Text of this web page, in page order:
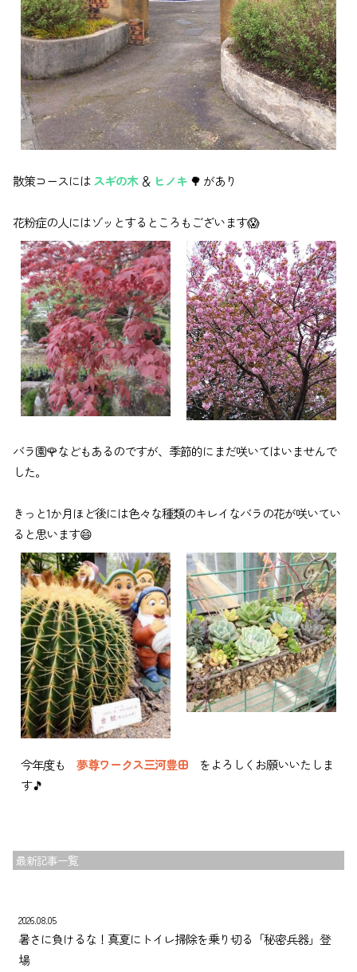
散策コースにはスギの木＆ ヒノキ 🌳 があり
花粉症の人にはゾッとするところもございます😱
バラ園🌹などもあるのですが、季節的にまだ咲いてはいませんで
した。
きっと1か月ほど後には色々な種類のキレイなバラの花が咲いてい
ると思います😄
今年度も 夢尊ワークス三河豊田 をよろしくお願いいたしま
す🎵
最新記事一覧
2026.08.05
暑さに負けるな！真夏にトイレ掃除を乗り切る「秘密兵器」登
場